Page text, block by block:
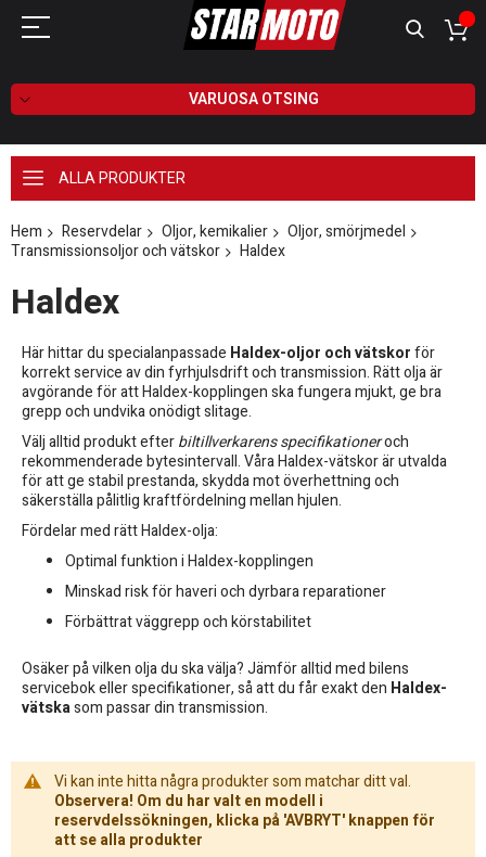
VARUOSA OTSING
ALLA PRODUKTER
Hem Reservdelar Oljor, kemikalier
Oljor, smörjmedel
Transmissionsoljor och vätskor
Haldex
Haldex
Här hittar du specialanpassade Haldex-oljor och vätskorför
korrekt service av din fyrhjulsdrift och transmission. Rätt olja är
avgörande för att Haldex-kopplingen ska fungera mjukt, ge bra
grepp och undvika onödigt slitage.
Välj alltid produkt efterbiltillverkarens specifikationeroch
rekommenderade bytesintervall. Våra Haldex-vätskor är utvalda
för att ge stabil prestanda, skydda mot överhettning och
säkerställa pålitlig kraftfördelning mellan hjulen.
Fördelar med rätt Haldex-olja:
Optimal funktion i Haldex-kopplingen
Minskad risk för haveri och dyrbara reparationer
Förbättrat väggrepp och körstabilitet
Osäker på vilken olja du ska välja? Jämför alltid med bilens
servicebok eller specifikationer, så att du får exakt den Haldex-
vätskasom passar din transmission.
Vi kan inte hitta några produkter som matchar ditt val.
Observera! Om du har valt en modell i
reservdelssökningen, klicka på 'AVBRYT' knappen för
att se alla produkter